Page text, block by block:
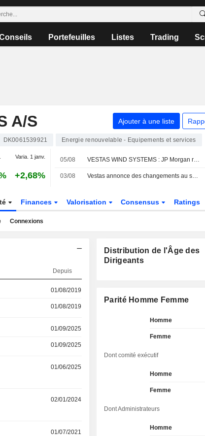
Portefeuilles Listes Trading
A/S Ajouter à une liste
DK0061539921 Energie renouvelable - Equipements et services
Varia. 1 janv.
+2,68%
05/08 VESTAS WIND SYSTEMS : JP Morgan réitère son opinion positive sur le titre
03/08 Vestas annonce des changements au sein de sa direction
Finances Valorisation Consensus Ratings
Connexions
Depuis
01/08/2019
01/08/2019
01/09/2025
01/09/2025
01/06/2025
02/01/2024
01/07/2021
Distribution de l'Âge des
Dirigeants
Parité Homme Femme
Homme
Femme
Dont comité exécutif
Homme
Femme
Dont Administrateurs
Homme